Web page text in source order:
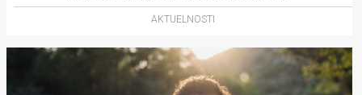
AKTUELNOSTI